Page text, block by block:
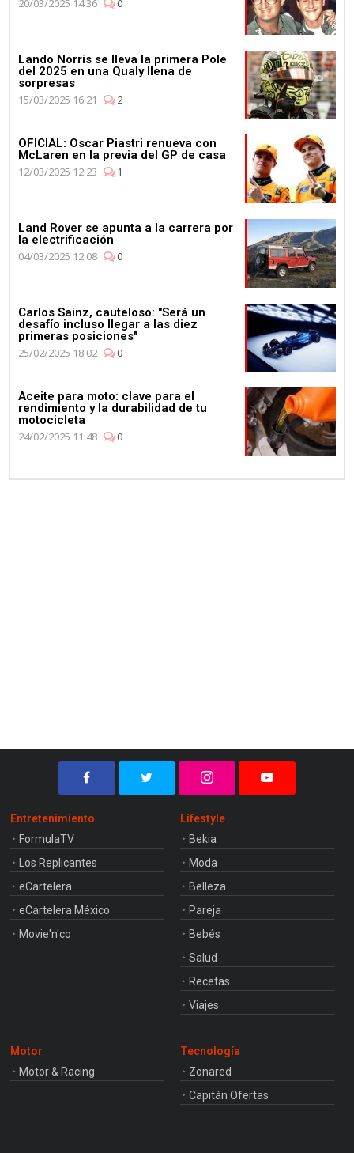
20/03/2025 14:36
0
Lando Norris se lleva la primera Pole
del 2025 en una Qualy llena de
sorpresas
15/03/2025 16:21
2
OFICIAL: Oscar Piastri renueva con
McLaren en la previa del GP de casa
12/03/2025 12:23
1
Land Rover se apunta a la carrera por
la electrificación
04/03/2025 12:08
0
Carlos Sainz, cauteloso: "Será un
desafío incluso llegar a las diez
primeras posiciones"
25/02/2025 18:02
0
Aceite para moto: clave para el
rendimiento y la durabilidad de tu
motocicleta
24/02/2025 11:48
0
Entretenimiento
FormulaTV
Los Replicantes
eCartelera
eCartelera México
Movie'n'co
Lifestyle
Bekia
Moda
Belleza
Pareja
Bebés
Salud
Recetas
Viajes
Motor
Motor & Racing
Tecnología
Zonared
Capitán Ofertas